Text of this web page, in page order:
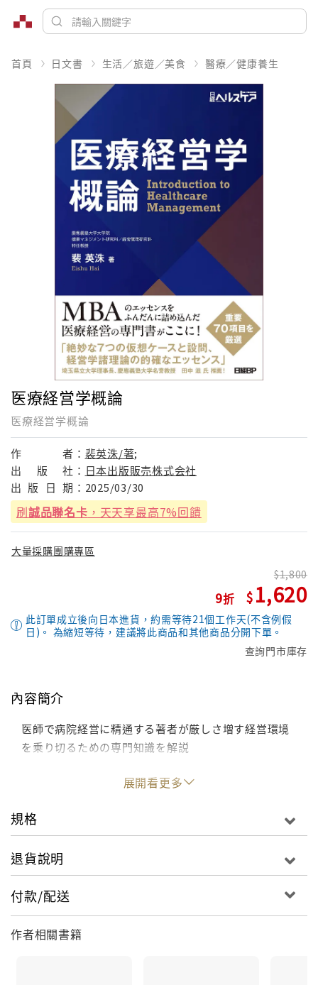
首頁 日文書 生活／旅遊／美食 醫療／健康養生
医療経営学概論
医療経営学概論
作 者： 裴英洙/著;
出
版 社： 日本出版販売株式会社
出 版 日 期： 2025/03/30
刷誠品聯名卡 ，天天享最高7%回饋
大量採購團購專區
9
1,800
1,620
此訂單成立後向日本進貨，約需等待21個工作天(不含例假
日)。 為縮短等待，建議將此商品和其他商品分開下單。
查詢門市庫存
內容簡介
医師で病院経営に精通する著者が厳しさ増す経営環境
を乗り切るための専門知識を解説
展開看更多
規格
退貨說明
付款/配送
作者相關書籍